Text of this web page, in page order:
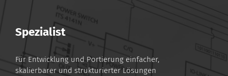
Spezialist
Für Entwicklung und Portierung einfacher,
skalierbarer und strukturierter Lösungen